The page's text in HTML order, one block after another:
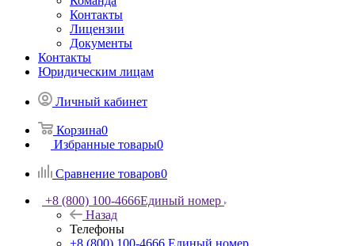
Контакты
Лицензии
Документы
Контакты
Юридическим лицам
Личный кабинет
Корзина0
Избранные товары0
Сравнение товаров0
+8 (800) 100-4666Единый номер
Назад
Телефоны
+8 (800) 100-4666 Единый номер